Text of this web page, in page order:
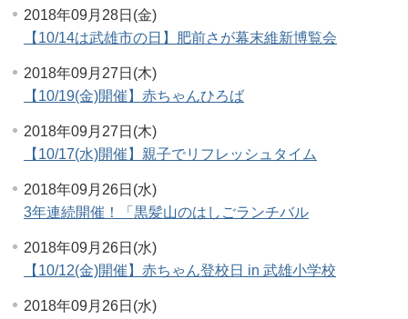
2018年09月28日(金)
【10/14は武雄市の日】肥前さが幕末維新博覧会
2018年09月27日(木)
【10/19(金)開催】赤ちゃんひろば
2018年09月27日(木)
【10/17(水)開催】親子でリフレッシュタイム
2018年09月26日(水)
3年連続開催！「黒髪山のはしごランチバル
2018年09月26日(水)
【10/12(金)開催】赤ちゃん登校日 in 武雄小学校
2018年09月26日(水)